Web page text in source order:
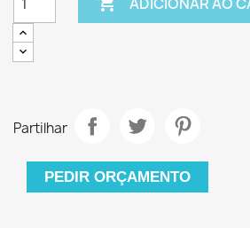
Partilhar
PEDIR ORÇAMENTO